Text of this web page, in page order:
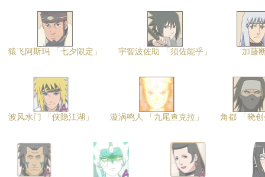
猿飞阿斯玛 「七夕限定」 宇智波佐助 「须佐能乎」 加藤
波风水门 「侠隐江湖」 漩涡鸣人 「九尾查克拉」 角都 「晓